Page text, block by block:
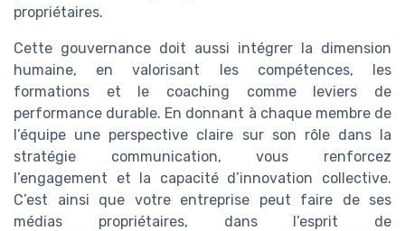
propriétaires.
Cette gouvernance doit aussi intégrer la dimension
humaine, en valorisant les compétences, les
formations et le coaching comme leviers de
performance durable. En donnant à chaque membre de
l’équipe une perspective claire sur son rôle dans la
stratégie communication, vous renforcez
l’engagement et la capacité d’innovation collective.
C’est ainsi que votre entreprise peut faire de ses
médias propriétaires, dans l’esprit de